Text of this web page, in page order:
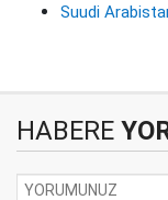
Suudi
HABERE